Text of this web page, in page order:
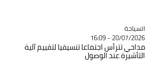
Catégorie
السياحة
20/07/2026 - 16:09
مداحي تترأس اجتماعا تنسيقيا لتقييم آلية
التأشيرة عند الوصول